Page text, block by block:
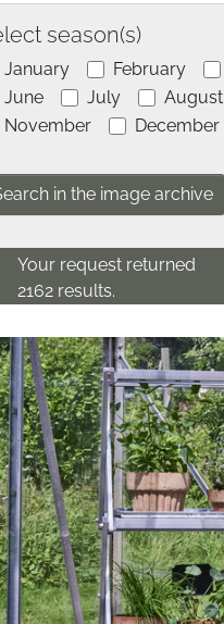
season(s)
January February
June
July August
November
December
Your request returned
2162 results.